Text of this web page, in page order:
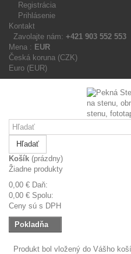
Registrácia
Prihlásenie
Kontakt
Zavolajte nám: +421 903 552 553
Mena : EUR
Česká koruna (CZK)
Euro (EUR)
Hľadať
Košík (prázdny)
Žiadne produkty
0,00 € Daň:
0,00 € Spolu:
Ceny sú s DPH
Pokladňa
Produkt bol vložený do Vášho